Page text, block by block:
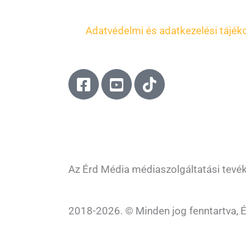
Adatvédelmi és adatkezelési
F
a
o
s
Y
o
e
q
T
i
Az Érd Média médiaszolgáltatási
2018-2026. © Minden jog fenntartva,